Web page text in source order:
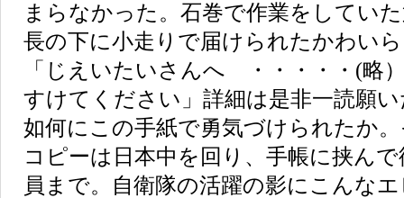
まらなかった。石巻で作業をしてい
長の下に小走りで届けられたかわい
「じえいたいさんへ ・・・・・(略
すけてください」詳細は是非一読願
如何にこの手紙で勇気づけられたか
コピーは日本中を回り、手帳に挟ん
員まで。自衛隊の活躍の影にこんな